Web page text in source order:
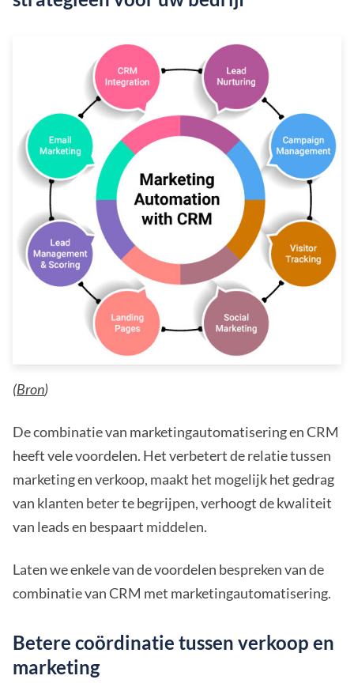
(Bron)
De combinatie van marketingautomatisering en CRM
heeft vele voordelen. Het verbetert de relatie tussen
marketing en verkoop, maakt het mogelijk het gedrag
van klanten beter te begrijpen, verhoogt de kwaliteit
van leads en bespaart middelen.
Laten we enkele van de voordelen bespreken van de
combinatie van CRM met marketingautomatisering.
Betere coördinatie tussen verkoop en
marketing